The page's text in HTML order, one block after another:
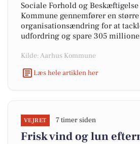
Sociale Forhold og
Kommune gennemfører en større
organisationsændring for at
udfordring og spare 305
Kilde: Aarhus Kommune
Læs hele artiklen her
VEJRET 7 timer siden
Frisk vind og lun